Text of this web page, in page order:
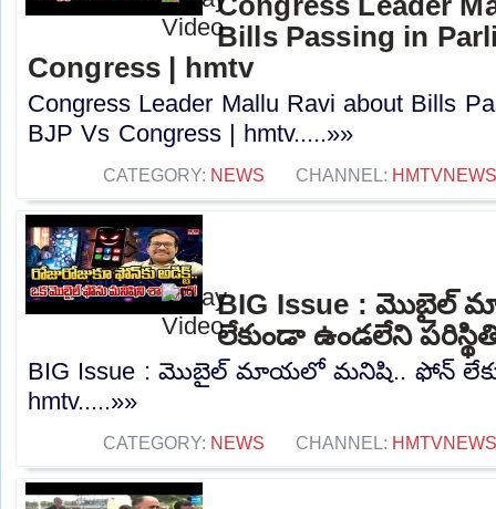
Bills Passing in
Congress | hmtv
Congress Leader Mallu Ravi about Bills
BJP Vs Congress | hmtv.....»»
CATEGORY: NEWS CHANNEL: HMTVNEWS
BIG Issue :
లేకుండా ఉండలేని
BIG Issue : మొబైల్ మాయలో మనిషి.. ఫోన్
hmtv.....»»
CATEGORY: NEWS CHANNEL: HMTVNEWS